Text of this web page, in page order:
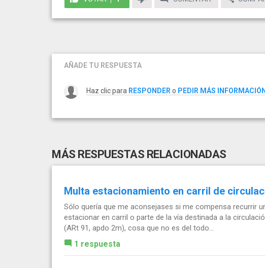
AÑADE TU RESPUESTA
Haz clic para RESPONDER o PEDIR MÁS INFORMACIÓN
MÁS RESPUESTAS RELACIONADAS
Multa estacionamiento en carril de
Sólo quería que me aconsejases si me compensa recurrir
estacionar en carril o parte de la vía destinada a la
(ARt 91, apdo 2m), cosa que no es del todo...
1 respuesta